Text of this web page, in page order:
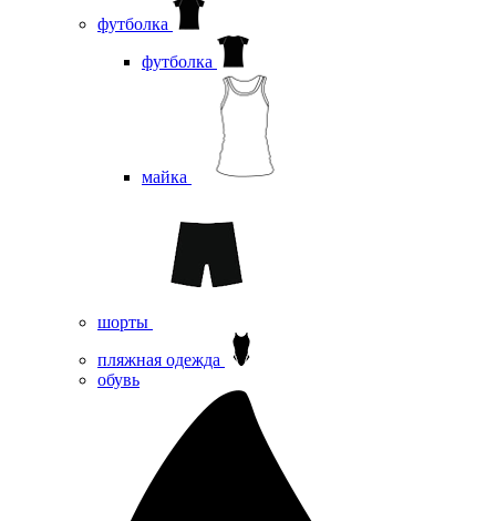
футболка
футболка
майка
шорты
пляжная одежда
oбувь